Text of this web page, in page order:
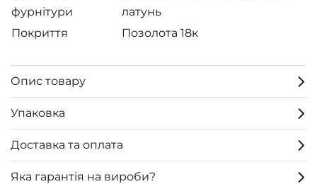
фурнітури
латунь
Покриття
Позолота 18к
Опис товару
Упаковка
Доставка та оплата
Яка гарантія на вироби?